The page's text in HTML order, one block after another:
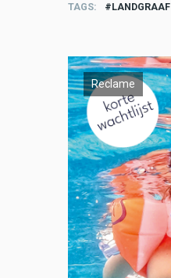
TAGS LANDGRAAF
Reclame